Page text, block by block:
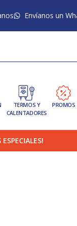
Envíanos un
TERMOS Y
CALENTADORES
PROMOS